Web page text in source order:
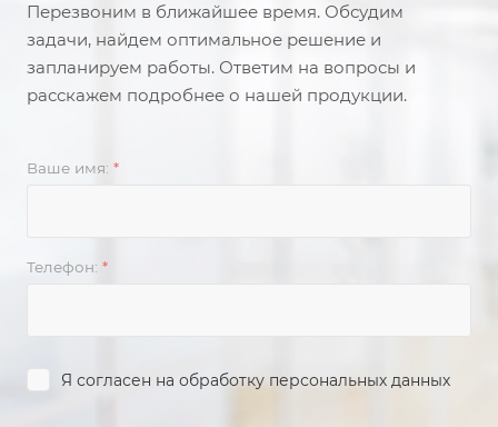
Перезвоним в ближайшее время. Обсудим
задачи, найдем оптимальное решение и
запланируем работы. Ответим на вопросы и
расскажем подробнее о нашей продукции.
Ваше имя: *
Телефон: *
Я согласен на обработку персональных данных